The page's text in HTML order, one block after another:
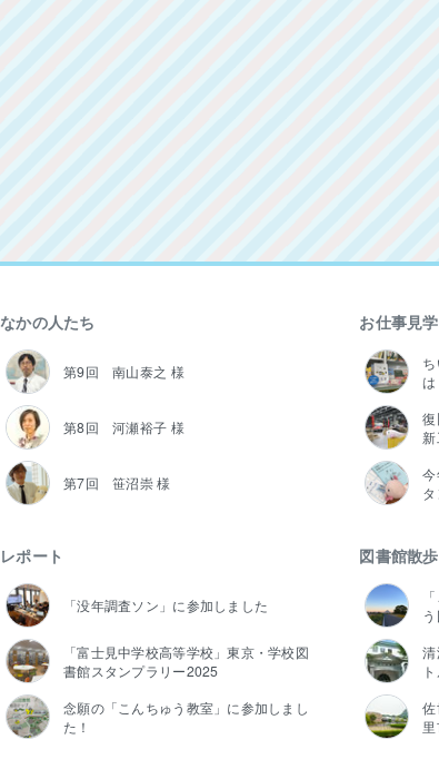
なかの人たち
第9回 南山泰之 様
第8回 河瀬裕子 様
第7回 笹沼崇 様
お仕事見学
レポート
「没年調査ソン」に参加しました
「富士見中学校高等学校」東京・学校図
書館スタンプラリー2025
念願の「こんちゅう教室」に参加しまし
た！
図書館散歩